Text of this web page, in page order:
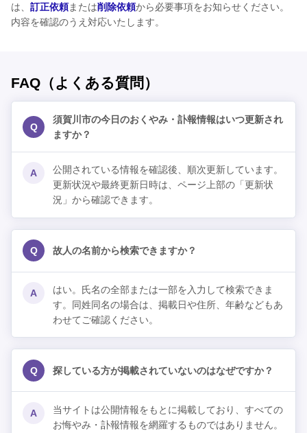
は、 訂正依頼または削除依頼から必要事項をお知らせください。
内容を確認のうえ対応いたします。
FAQ（よくある質問）
Q
須賀川市の今日のおくやみ・訃報情報はいつ更新され
ますか？
A
公開されている情報を確認後、順次更新しています。
更新状況や最終更新日時は、ページ上部の「更新状
況」から確認できます。
Q 故人の名前から検索できますか？
A
はい。氏名の全部または一部を入力して検索できま
す。同姓同名の場合は、掲載日や住所、年齢などもあ
わせてご確認ください。
Q 探している方が掲載されていないのはなぜですか？
A
当サイトは公開情報をもとに掲載しており、すべての
お悔やみ・訃報情報を網羅するものではありません。